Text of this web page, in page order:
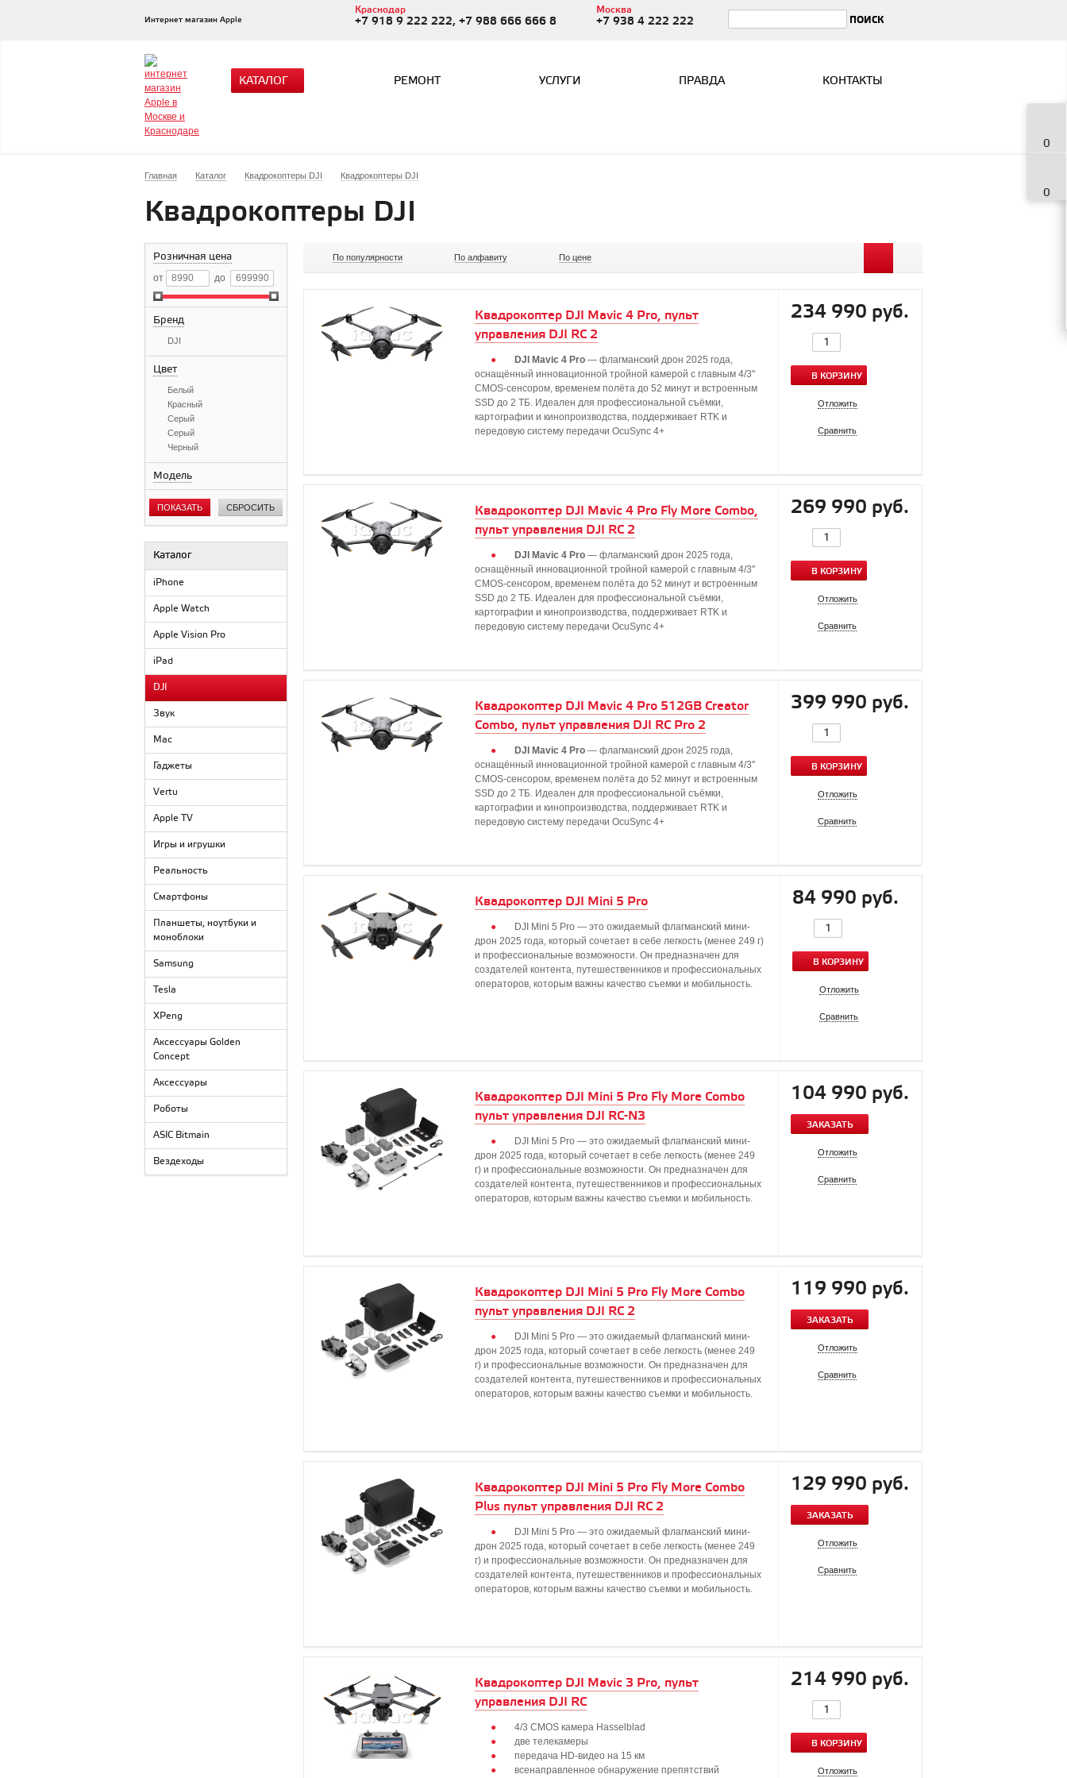
Интернет магазин Apple
Краснодар
+7 918 9 222 222, +7 988 666 666 8
Москва
+7 938 4 222 222
КАТАЛОГ РЕМОНТ УСЛУГИ ПРАВДА КОНТАКТЫ
0
0
Главная Каталог Квадрокоптеры DJI Квадрокоптеры DJI
Квадрокоптеры DJI
Розничная цена
от до
Бренд
DJI
Цвет
Белый
Красный
Серый
Серый
Черный
Модель
ПОКАЗАТЬ СБРОСИТЬ
Каталог
iPhone
Apple Watch
Apple Vision Pro
iPad
DJI
Звук
Mac
Гаджеты
Vertu
Apple TV
Игры и игрушки
Реальность
Смартфоны
Планшеты, ноутбуки и
моноблоки
Samsung
Tesla
XPeng
Аксессуары Golden
Concept
Аксессуары
Роботы
ASIC Bitmain
Вездеходы
По популярности По алфавиту По цене
Квадрокоптер DJI Mavic 4 Pro, пульт
управления DJI RC 2
DJI Mavic 4 Pro — флагманский дрон 2025 года,
оснащённый инновационной тройной камерой с главным 4/3"
CMOS-сенсором, временем полёта до 52 минут и встроенным
SSD до 2 ТБ. Идеален для профессиональной съёмки,
картографии и кинопроизводства, поддерживает RTK и
передовую систему передачи OcuSync 4+
234 990 руб.
В КОРЗИНУ
Отложить
Сравнить
Квадрокоптер DJI Mavic 4 Pro Fly More Combo,
пульт управления DJI RC 2
DJI Mavic 4 Pro — флагманский дрон 2025 года,
оснащённый инновационной тройной камерой с главным 4/3"
CMOS-сенсором, временем полёта до 52 минут и встроенным
SSD до 2 ТБ. Идеален для профессиональной съёмки,
картографии и кинопроизводства, поддерживает RTK и
передовую систему передачи OcuSync 4+
269 990 руб.
В КОРЗИНУ
Отложить
Сравнить
Квадрокоптер DJI Mavic 4 Pro 512GB Creator
Combo, пульт управления DJI RC Pro 2
DJI Mavic 4 Pro — флагманский дрон 2025 года,
оснащённый инновационной тройной камерой с главным 4/3"
CMOS-сенсором, временем полёта до 52 минут и встроенным
SSD до 2 ТБ. Идеален для профессиональной съёмки,
картографии и кинопроизводства, поддерживает RTK и
передовую систему передачи OcuSync 4+
399 990 руб.
В КОРЗИНУ
Отложить
Сравнить
Квадрокоптер DJI Mini 5 Pro
DJI Mini 5 Pro — это ожидаемый флагманский мини-
дрон 2025 года, который сочетает в себе легкость (менее 249 г)
и профессиональные возможности. Он предназначен для
создателей контента, путешественников и профессиональных
операторов, которым важны качество съемки и мобильность.
84 990 руб.
В КОРЗИНУ
Отложить
Сравнить
Квадрокоптер DJI Mini 5 Pro Fly More Combo
пульт управления DJI RC-N3
DJI Mini 5 Pro — это ожидаемый флагманский мини-
дрон 2025 года, который сочетает в себе легкость (менее 249
г) и профессиональные возможности. Он предназначен для
создателей контента, путешественников и профессиональных
операторов, которым важны качество съемки и мобильность.
104 990 руб.
ЗАКАЗАТЬ
Отложить
Сравнить
Квадрокоптер DJI Mini 5 Pro Fly More Combo
пульт управления DJI RC 2
DJI Mini 5 Pro — это ожидаемый флагманский мини-
дрон 2025 года, который сочетает в себе легкость (менее 249
г) и профессиональные возможности. Он предназначен для
создателей контента, путешественников и профессиональных
операторов, которым важны качество съемки и мобильность.
119 990 руб.
ЗАКАЗАТЬ
Отложить
Сравнить
Квадрокоптер DJI Mini 5 Pro Fly More Combo
Plus пульт управления DJI RC 2
DJI Mini 5 Pro — это ожидаемый флагманский мини-
дрон 2025 года, который сочетает в себе легкость (менее 249
г) и профессиональные возможности. Он предназначен для
создателей контента, путешественников и профессиональных
операторов, которым важны качество съемки и мобильность.
129 990 руб.
ЗАКАЗАТЬ
Отложить
Сравнить
Квадрокоптер DJI Mavic 3 Pro, пульт
управления DJI RC
4/3 CMOS камера Hasselblad
две телекамеры
передача HD-видео на 15 км
всенаправленное обнаружение препятствий
214 990 руб.
В КОРЗИНУ
Отложить